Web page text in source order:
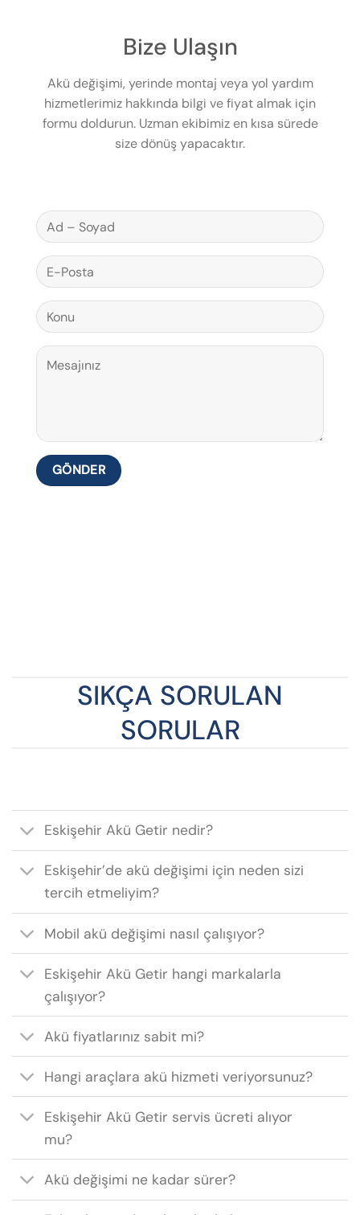
Bize Ulaşın
Akü değişimi, yerinde montaj veya yol yardım
hizmetlerimiz hakkında bilgi ve fiyat almak için
formu doldurun. Uzman ekibimiz en kısa sürede
size dönüş yapacaktır.
SIKÇA SORULAN
SORULAR
Eskişehir Akü Getir nedir?
Eskişehir’de akü değişimi için neden sizi
tercih etmeliyim?
Mobil akü değişimi nasıl çalışıyor?
Eskişehir Akü Getir hangi markalarla
çalışıyor?
Akü fiyatlarınız sabit mi?
Hangi araçlara akü hizmeti veriyorsunuz?
Eskişehir Akü Getir servis ücreti alıyor
mu?
Akü değişimi ne kadar sürer?